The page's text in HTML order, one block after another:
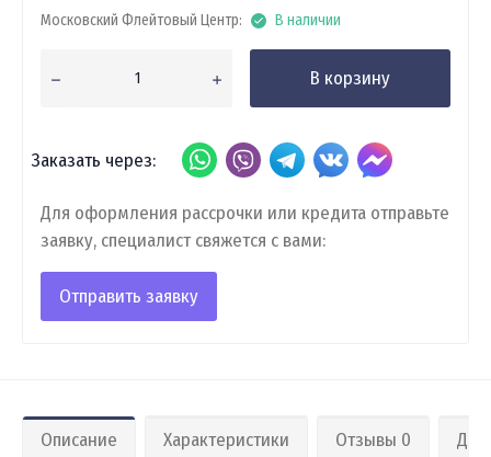
Московский Флейтовый Центр: В наличии
В корзину
Заказать через:
Для оформления рассрочки или кредита отправьте
заявку, специалист свяжется с вами:
Отправить заявку
Описание Характеристики Отзывы 0